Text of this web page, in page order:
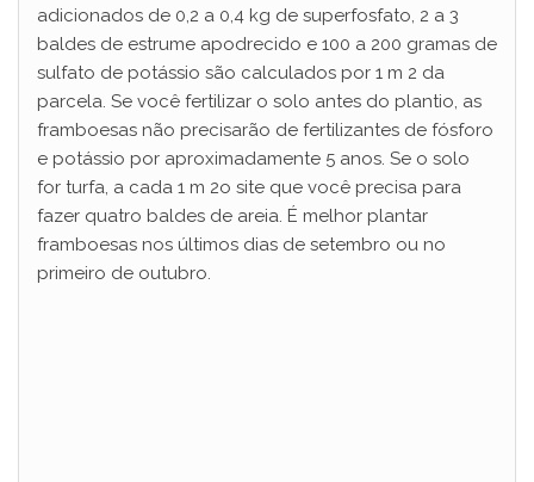
adicionados de 0,2 a 0,4 kg de superfosfato, 2 a 3
baldes de estrume apodrecido e 100 a 200 gramas de
sulfato de potássio são calculados por 1 m 2 da
parcela. Se você fertilizar o solo antes do plantio, as
framboesas não precisarão de fertilizantes de fósforo
e potássio por aproximadamente 5 anos. Se o solo
for turfa, a cada 1 m 2o site que você precisa para
fazer quatro baldes de areia. É melhor plantar
framboesas nos últimos dias de setembro ou no
primeiro de outubro.